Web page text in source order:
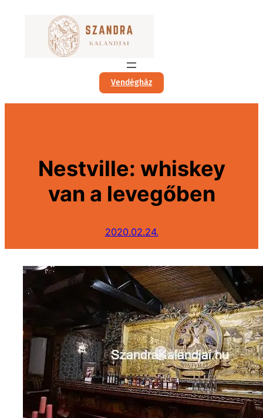
tartalomhoz
Vendégház
Nestville: whiskey
van a levegőben
2020.02.24.